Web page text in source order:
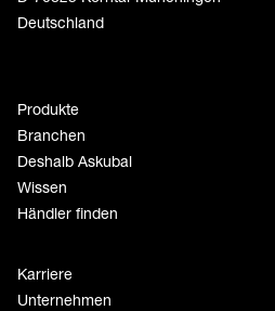
Deutschland
Produkte
Branchen
Deshalb Askubal
Wissen
Händler finden
Karriere
Unternehmen